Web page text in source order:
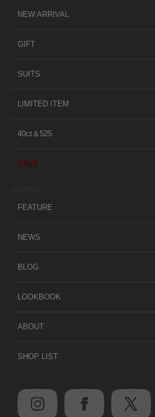
NEW ARRIVAL
GIFT
SUITS
LIMITED ITEM
40ct＆525
SALE
FEATURE
NEWS
BLOG
LOOKBOOK
ABOUT
SHOP LIST